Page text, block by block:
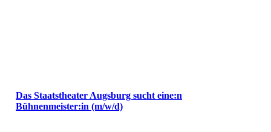
Das Staatstheater Augsburg sucht eine:n
Bühnenmeister:in (m/w/d)